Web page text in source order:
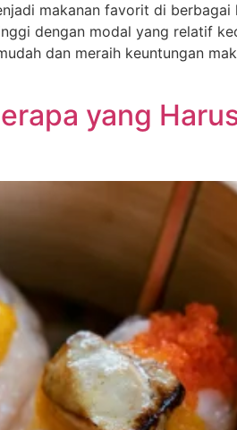
makanan favorit di
dengan modal yang relatif
dan meraih keuntungan
yang